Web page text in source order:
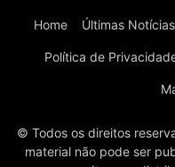
Home Últimas Notícias
Política de
© Todos os direitos
material não pode ser